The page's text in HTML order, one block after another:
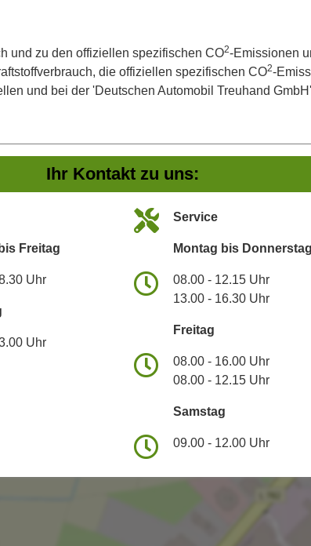
und zu den offiziellen spezifischen CO2-Emissionen
die offiziellen spezifischen CO2-
und bei der 'Deutschen Automobil Treuhand
Ihr Kontakt zu uns:
Freitag
Uhr
Uhr
Service
Montag bis Donnerstag
08.00 - 12.15 Uhr
13.00 - 16.30 Uhr
Freitag
08.00 - 16.00 Uhr
08.00 - 12.15 Uhr
Samstag
09.00 - 12.00 Uhr